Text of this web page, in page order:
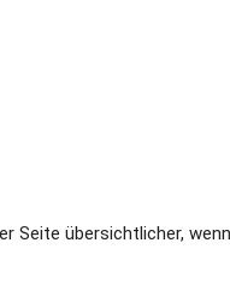
Seite übersichtlicher,